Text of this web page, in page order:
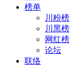
榜单
川粉榜
川黑榜
网红榜
论坛
联络